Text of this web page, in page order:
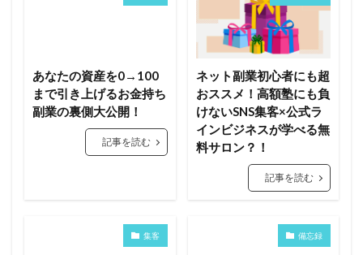
あなたの資産を0→100
まで引き上げるお金持ち
副業の裏側大公開！
記事を読む
ネット副業初心者にも超
おススメ！高額塾にも負
けないSNS集客×公式ラ
インビジネスが学べる無
料サロン？！
記事を読む
集客 備忘録